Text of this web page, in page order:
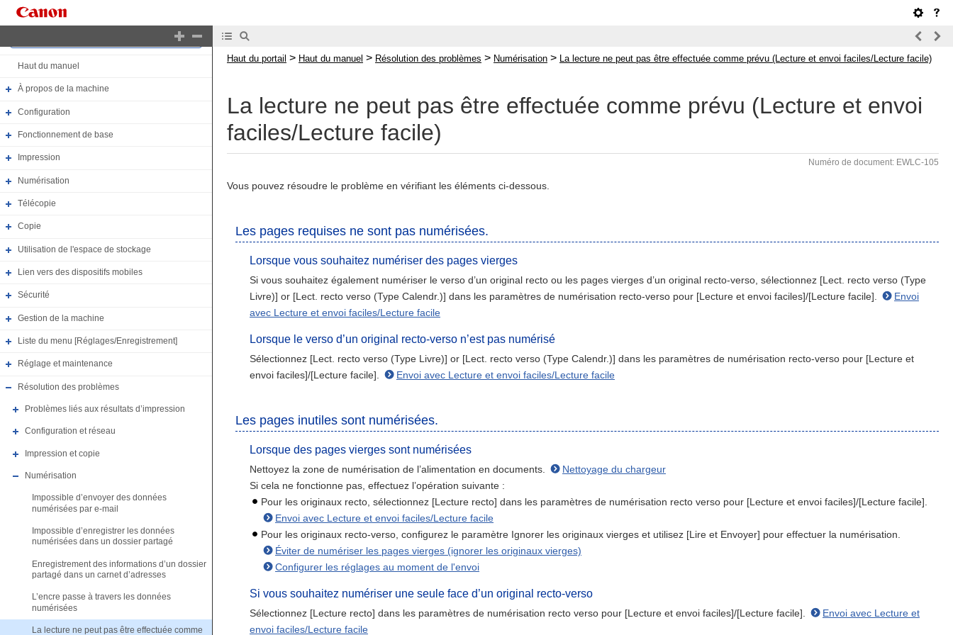
Haut du manuel
À propos de la machine
Configuration
Fonctionnement de base
Impression
Numérisation
Télécopie
Copie
Utilisation de l'espace de stockage
Lien vers des dispositifs mobiles
Sécurité
Gestion de la machine
Liste du menu [Réglages/Enregistrement]
Réglage et maintenance
Résolution des problèmes
Problèmes liés aux résultats d’impression
Configuration et réseau
Impression et copie
Numérisation
Impossible d’envoyer des données
numérisées par e-mail
Impossible d’enregistrer les données
numérisées dans un dossier partagé
Enregistrement des informations d’un dossier
partagé dans un carnet d’adresses
L’encre passe à travers les données
numérisées
La lecture ne peut pas être effectuée comme
Haut du portail > Haut du manuel > Résolution des problèmes > Numérisation > La lecture ne peut pas être effectuée comme prévu (Lecture et envoi faciles/Lecture facile)
La lecture ne peut pas être effectuée comme prévu (Lecture et envoi
faciles/Lecture facile)
Numéro de document: EWLC-105
Vous pouvez résoudre le problème en vérifiant les éléments ci-dessous.
Les pages requises ne sont pas numérisées.
Lorsque vous souhaitez numériser des pages vierges
Si vous souhaitez également numériser le verso d’un original recto ou les pages vierges d’un original recto-verso, sélectionnez [Lect. recto verso (Type
Livre)] or [Lect. recto verso (Type Calendr.)] dans les paramètres de numérisation recto-verso pour [Lecture et envoi faciles]/[Lecture facile].
Envoi
avec Lecture et envoi faciles/Lecture facile
Lorsque le verso d’un original recto-verso n’est pas numérisé
Sélectionnez [Lect. recto verso (Type Livre)] or [Lect. recto verso (Type Calendr.)] dans les paramètres de numérisation recto-verso pour [Lecture et
envoi faciles]/[Lecture facile].
Envoi avec Lecture et envoi faciles/Lecture facile
Les pages inutiles sont numérisées.
Lorsque des pages vierges sont numérisées
Nettoyez la zone de numérisation de l’alimentation en documents.
Nettoyage du chargeur
Si cela ne fonctionne pas, effectuez l’opération suivante :
Pour les originaux recto, sélectionnez [Lecture recto] dans les paramètres de numérisation recto verso pour [Lecture et envoi faciles]/[Lecture facile].
Envoi avec Lecture et envoi faciles/Lecture facile
Pour les originaux recto-verso, configurez le paramètre Ignorer les originaux vierges et utilisez [Lire et Envoyer] pour effectuer la numérisation.
Éviter de numériser les pages vierges (ignorer les originaux vierges)
Configurer les réglages au moment de l'envoi
Si vous souhaitez numériser une seule face d’un original recto-verso
Sélectionnez [Lecture recto] dans les paramètres de numérisation recto verso pour [Lecture et envoi faciles]/[Lecture facile].
Envoi avec Lecture et
envoi faciles/Lecture facile